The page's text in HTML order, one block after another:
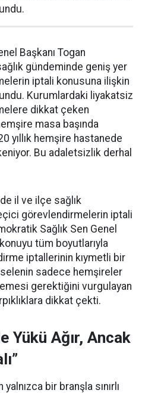
Başkanı Togan
gündeminde geniş yer
iptali konusuna ilişkin
Kurumlardaki liyakatsiz
dikkat çeken
masa başında
yıllık hemşire hastanede
Bu adaletsizlik derhal
il ve ilçe sağlık
görevlendirmelerin iptali
Sağlık Sen Genel
tüm boyutlarıyla
iptallerinin kıymetli bir
sadece hemşireler
gerektiğini vurgulayan
dikkat çekti.
Yükü Ağır, Ancak
bir branşla sınırlı